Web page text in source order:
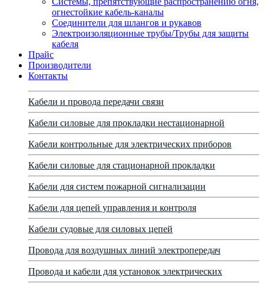
огнестойкие кабель-каналы
Соединители для шлангов и рукавов
Электроизоляционные трубы/Трубы для защиты
кабеля
Прайс
Производители
Контакты
Кабели и провода передачи связи
Кабели силовые для прокладки нестационарной
Кабели контрольные для электрических приборов
Кабели силовые для стационарной прокладки
Кабели для систем пожарной сигнализации
Кабели для цепей управления и контроля
Кабели судовые для силовых цепей
Провода для воздушных линий электропередач
Провода и кабели для установок электрических